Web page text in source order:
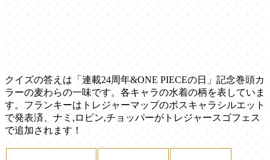
クイズの答えは「連載24周年&ONE PIECEの日」記念巻頭カ
ラーの麦わらの一味です。各キャラの水着の柄を表していま
す。フランキーはトレジャーマップのボスキャラシルエット
で発表済、ナミ,ロビン,チョッパーがトレジャースゴフェス
で追加されます！